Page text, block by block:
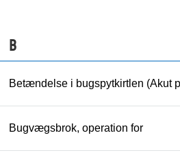
B
Betændelse i bugspytkirtlen (Akut
Bugvægsbrok, operation for